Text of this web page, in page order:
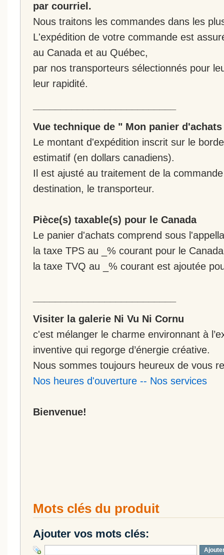
par courriel.
Nous traitons les commandes dans les
L'expédition de votre commande est
au Canada et au Québec,
par nos transporteurs sélectionnés pour
leur rapidité.
Vue technique de " Mon panier
Le montant d'expédition inscrit sur le
estimatif (en dollars canadiens).
Il est ajusté au traitement de la
destination, le transporteur.
Pièce(s) taxable(s) pour le Canada
Le panier d'achats comprend sous
la taxe TPS au _% courant pour le
la taxe TVQ au _% courant est ajoutée
Visiter la galerie Ni Vu Ni Cornu
c'est mélanger le charme environnant à
inventive qui regorge d’énergie créative.
Nous sommes toujours heureux de vous
Nos heures d'ouverture -- Nos services
Bienvenue!
Mots clés du produit
Ajouter vos mots clés: